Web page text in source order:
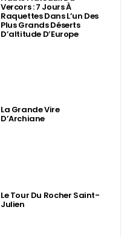
Vercors : 7 Jours À
Raquettes Dans L’un Des
Plus Grands Déserts
D’altitude D’Europe
La Grande Vire
D’Archiane
Le Tour Du Rocher Saint-
Julien